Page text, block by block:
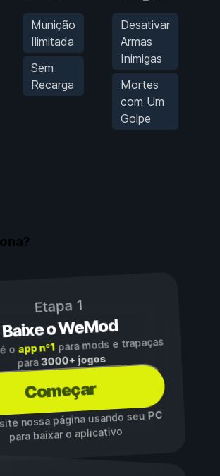
Munição
Ilimitada
Sem
Recarga
Desativar
Armas
Inimigas
Mortes
com Um
Golpe
Etapa 1
Baixe o WeMod
o app nº1para mods e trapaças
para3000+ jogos
Começar
nossa página usando seuPC
para baixar o aplicativo